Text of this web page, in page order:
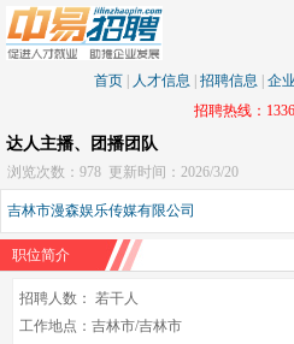
首页
人才信息 招聘信息 企
招聘热线：
达人主播、团播团队
浏览次数：978 更新时间：2026/3/20
吉林市漫森娱乐传媒有限公司
职位简介
招聘人数： 若干人
工作地点：吉林市/吉林市